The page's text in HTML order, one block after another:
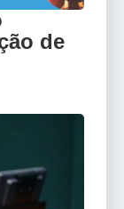
de